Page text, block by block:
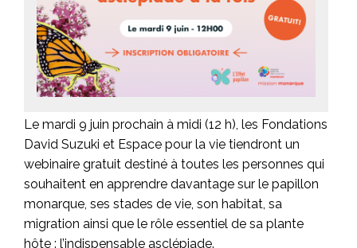
Le mardi 9 juin prochain à midi (12 h), les Fondations
David Suzuki et Espace pour la vie tiendront un
webinaire gratuit destiné à toutes les personnes qui
souhaitent en apprendre davantage sur le papillon
monarque, ses stades de vie, son habitat, sa
migration ainsi que le rôle essentiel de sa plante
hôte : l’indispensable asclépiade.